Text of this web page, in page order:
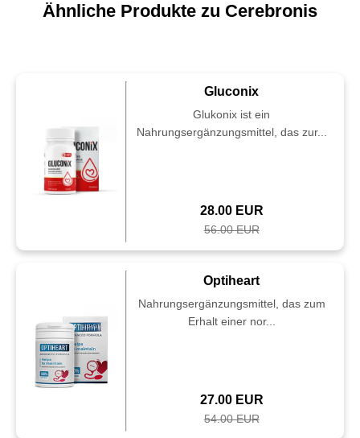
Ähnliche Produkte zu Cerebronis
Gluconix
Glukonix ist ein
Nahrungsergänzungsmittel, das zur...
28.00 EUR
56.00 EUR
Optiheart
Nahrungsergänzungsmittel, das zum
Erhalt einer nor...
27.00 EUR
54.00 EUR